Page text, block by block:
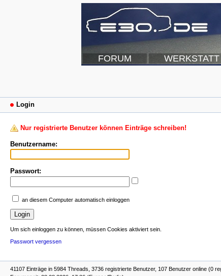
FORUM WERKSTATT
Login
Nur registrierte Benutzer können Einträge schreiben!
Benutzername:
Passwort:
an diesem Computer automatisch einloggen
Um sich einloggen zu können, müssen Cookies aktiviert sein.
Passwort vergessen
41107 Einträge in 5984 Threads, 3736 registrierte Benutzer, 107 Benutzer online (0